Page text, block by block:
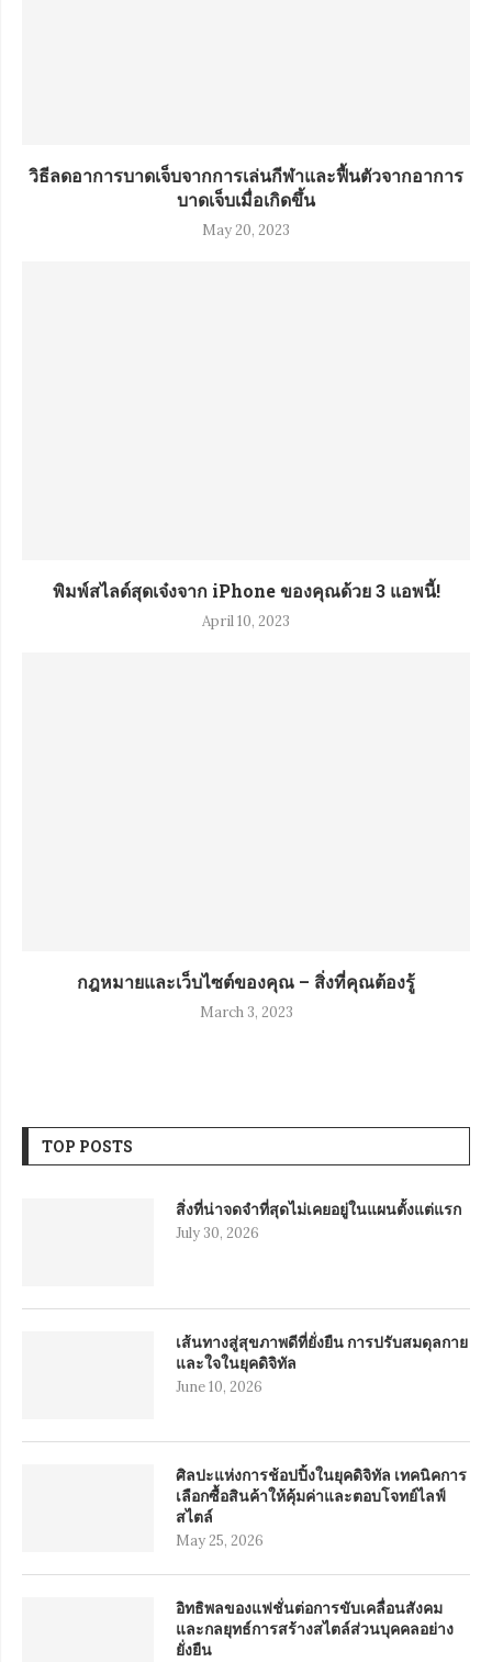
วิธีลดอาการบาดเจ็บจากการเล่นกีฬาและฟื้นตัวจากอาการ
บาดเจ็บเมื่อเกิดขึ้น
May 20, 2023
พิมพ์สไลด์สุดเจ๋งจาก iPhone ของคุณด้วย 3 แอพนี้!
April 10, 2023
กฎหมายและเว็บไซต์ของคุณ – สิ่งที่คุณต้องรู้
March 3, 2023
TOP POSTS
สิ่งที่น่าจดจำที่สุดไม่เคยอยู่ในแผนตั้งแต่แรก
July 30, 2026
เส้นทางสู่สุขภาพดีที่ยั่งยืน การปรับสมดุลกาย
และใจในยุคดิจิทัล
June 10, 2026
ศิลปะแห่งการช้อปปิ้งในยุคดิจิทัล เทคนิคการ
เลือกซื้อสินค้าให้คุ้มค่าและตอบโจทย์ไลฟ์
สไตล์
May 25, 2026
อิทธิพลของแฟชั่นต่อการขับเคลื่อนสังคม
และกลยุทธ์การสร้างสไตล์ส่วนบุคคลอย่าง
ยั่งยืน